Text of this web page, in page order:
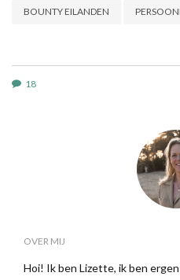
BOUNTY EILANDEN
18
OVER MIJ
Hoi! Ik ben Lizette, ik ben